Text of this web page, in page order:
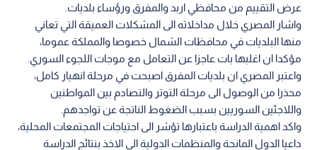
عرض التقييم من محافظي اربد والمفرق ورؤساء بلديات.
واشار المصري خلال مداخلاته الى المشكلات العميقة التي تعاني
منها البلديات في محافظات الشمال خصوصا والمملكة عموما،
مؤكدا ان اغلبها بات عاجزا عن التعامل مع موجات اللجوء السوري.
واعتبر المصري ان بلديات المفرق اصبحت في مرحلة انهيار كامل،
محذرا من الوصول الى مرحلة التوتر والتصادم بين المواطنين
واللاجئين السوريين بسبب الضغوط الناتجة عن تواجدهم.
واكد اهمية الدراسة باعتبارها تؤشر الى احتياجات المجتمعات المحلية،
داعيا الدول المانحة والمنظمات الدولية الى الاخذ بنتائج الدراسة